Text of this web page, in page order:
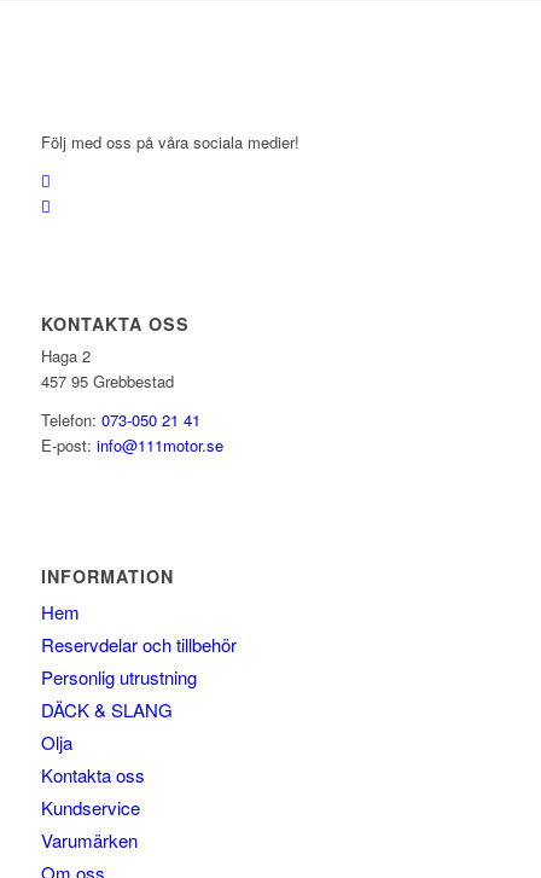
Följ med oss på våra sociala medier!
KONTAKTA OSS
Haga 2
457 95 Grebbestad
Telefon: 073-050 21 41
E-post: info@111motor.se
INFORMATION
Hem
Reservdelar och tillbehör
Personlig utrustning
DÄCK & SLANG
Olja
Kontakta oss
Kundservice
Varumärken